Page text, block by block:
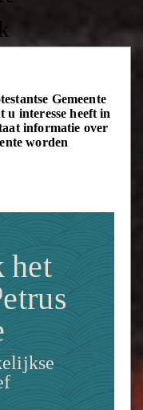
Gemeente
interesse heeft in
informatie over
worden
het